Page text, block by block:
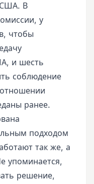
США. В
у
чтобы
и шесть
соблюдение
ранее.
подходом
так же, а
упоминается,
решение,